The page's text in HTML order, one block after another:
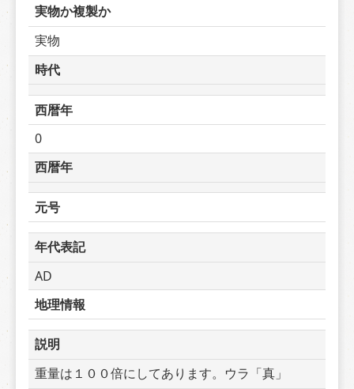
実物か複製か
実物
時代
西暦年
0
西暦年
元号
年代表記
AD
地理情報
説明
重量は１００倍にしてあります。ウラ「真」